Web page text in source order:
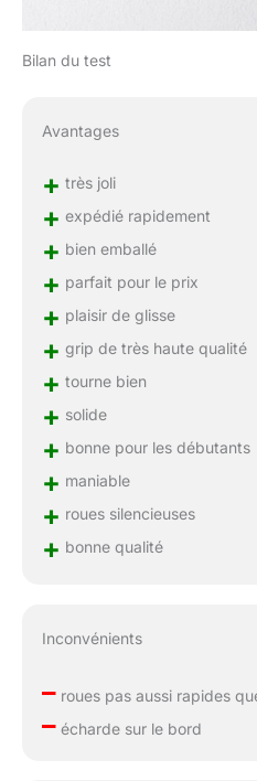
Bilan du test
Avantages
+ très joli
+ expédié rapidement
+ bien emballé
+ parfait pour le prix
+ plaisir de glisse
+ grip de très haute qualité
+ tourne bien
+ solide
+ bonne pour les débutants
+ maniable
+ roues silencieuses
+ bonne qualité
Inconvénients
–roues pas aussi rapides
–écharde sur le bord